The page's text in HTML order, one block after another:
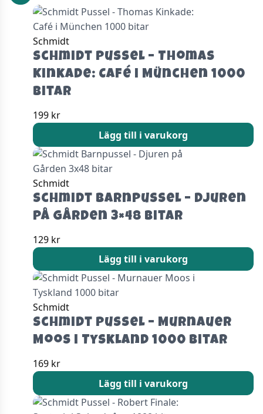
Schmidt
Schmidt Pussel – Thomas
Kinkade: Café i München 1000
bitar
199 kr
Lägg till i varukorg
Schmidt
Schmidt Barnpussel – Djuren
på Gården 3×48 bitar
129 kr
Lägg till i varukorg
Schmidt
Schmidt Pussel – Murnauer
Moos i Tyskland 1000 bitar
169 kr
Lägg till i varukorg